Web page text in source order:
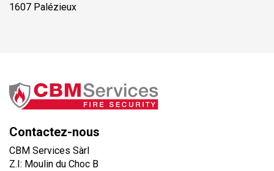
1607 Palézieux
Contactez-nous
CBM Services Sàrl
Z.I: Moulin du Choc B